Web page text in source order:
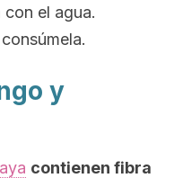
el agua.
y
contienen fibra